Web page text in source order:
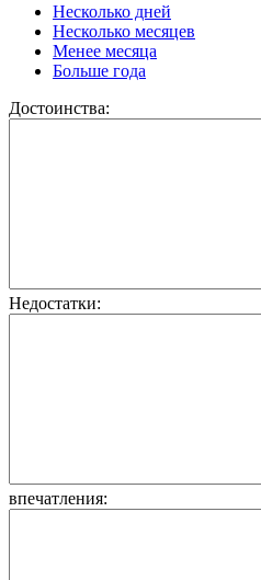
Несколько дней
Несколько месяцев
Менее месяца
Больше года
Достоинства:
Недостатки:
впечатления: